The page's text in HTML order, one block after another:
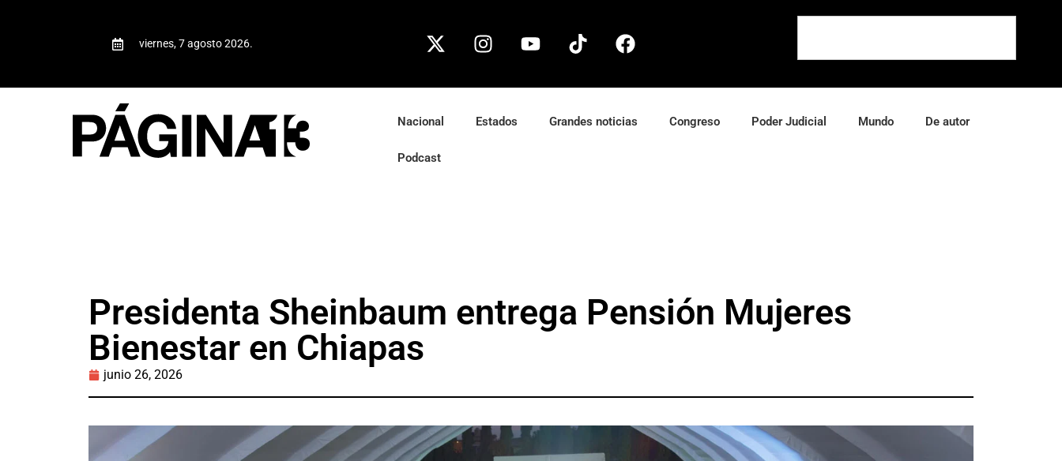
viernes, 7 agosto 2026.
Nacional Estados Grandes noticias Congreso Poder Judicial Mundo De autor
Podcast
Presidenta Sheinbaum entrega Pensión Mujeres
Bienestar en Chiapas
junio 26, 2026